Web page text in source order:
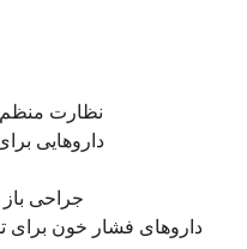
نظارت منظم
داروهایی
جراحی باز
داروهای فشار خون برای